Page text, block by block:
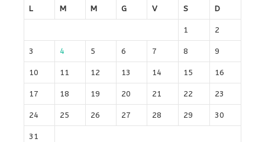
L
M M G V S D
1 2
3 4 5 6 7 8 9
10 11 12 13 14 15 16
17 18 19 20 21 22 23
24 25 26 27 28 29 30
31